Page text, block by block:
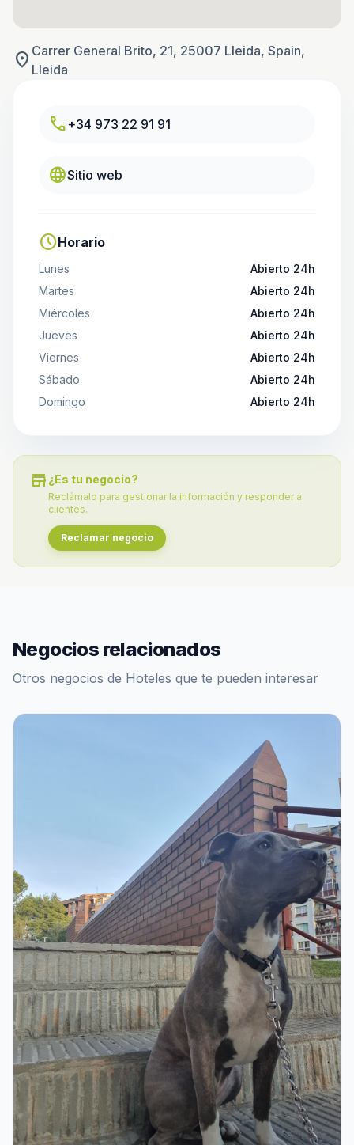
location_on Carrer General Brito, 21, 25007 Lleida, Spain,
Lleida
call +34 973 22 91 91
languageSitio web
scheduleHorario
Lunes
Abierto 24h
Martes
Abierto 24h
Miércoles
Abierto 24h
Jueves
Abierto 24h
Viernes
Abierto 24h
Sábado
Abierto 24h
Domingo
Abierto 24h
store ¿Es tu negocio?
Reclámalo para gestionar la información y responder a
clientes.
Reclamar negocio
Negocios relacionados
Otros negocios de Hoteles que te pueden interesar